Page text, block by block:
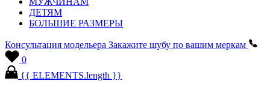
ДЕТЯМ
БОЛЬШИЕ РАЗМЕРЫ
Консультация модельера Закажите шубу по вашим меркам
0
{{ ELEMENTS.length }}